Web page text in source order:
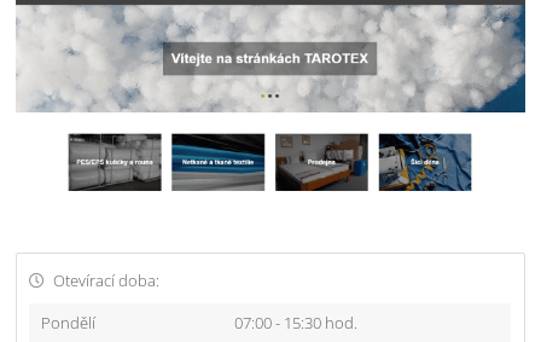
Otevírací doba:
Pondělí
07:00 - 15:30 hod.